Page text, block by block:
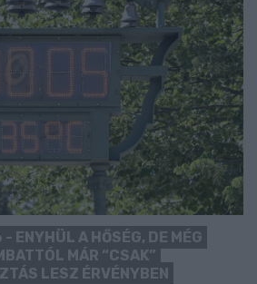
ENYHÜL A HŐSÉG, DE MÉG
MÁR “CSAK”
LESZ ÉRVÉNYBEN